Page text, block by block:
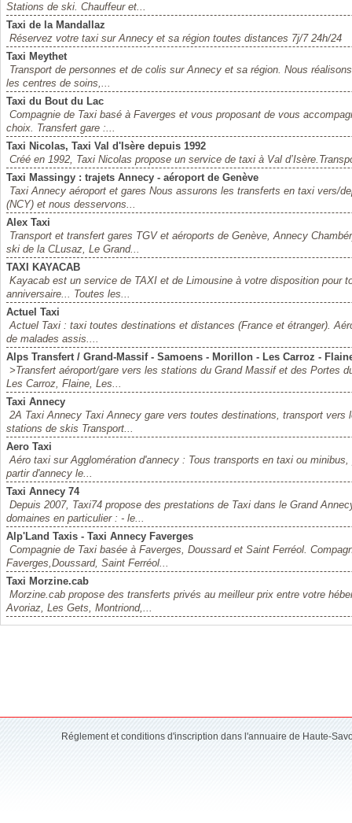
Stations de ski. Chauffeur et...
Taxi de la Mandallaz
Réservez votre taxi sur Annecy et sa région toutes distances 7j/7 24h/24
Taxi Meythet
Transport de personnes et de colis sur Annecy et sa région. Nous
les centres de soins,...
Taxi du Bout du Lac
Compagnie de Taxi basé à Faverges et vous proposant de vous
choix. Transfert gare :...
Taxi Nicolas, Taxi Val d'Isère depuis 1992
Créé en 1992, Taxi Nicolas propose un service de taxi à Val
Taxi Massingy : trajets Annecy - aéroport de Genève
Taxi Annecy aéroport et gares Nous assurons les transferts en taxi vers/
(NCY) et nous desservons...
Alex Taxi
Transport et transfert gares TGV et aéroports de Genève, Annecy
ski de la CLusaz, Le Grand...
TAXI KAYACAB
Kayacab est un service de TAXI et de Limousine à votre disposition pour
anniversaire... Toutes les...
Actuel Taxi
Actuel Taxi : taxi toutes destinations et distances (France et étranger).
de malades assis....
Alps Transfert / Grand-Massif - Samoens - Morillon - Les Carroz -
>Transfert aéroport/gare vers les stations du Grand Massif et des Portes
Les Carroz, Flaine, Les...
Taxi Annecy
2A Taxi Annecy Taxi Annecy gare vers toutes destinations, transport
stations de skis Transport...
Aero Taxi
Aéro taxi sur Agglomération d'annecy : Tous transports en taxi ou
partir d'annecy le...
Taxi Annecy 74
Depuis 2007, Taxi74 propose des prestations de Taxi dans le Grand
domaines en particulier : - le...
Alp'Land Taxis - Taxi Annecy Faverges
Compagnie de Taxi basée à Faverges, Doussard et Saint Ferréol.
Faverges,Doussard, Saint Ferréol...
Taxi Morzine.cab
Morzine.cab propose des transferts privés au meilleur prix entre votre
Avoriaz, Les Gets, Montriond,...
Réglement et conditions d'inscription dans l'annuaire de Haute-